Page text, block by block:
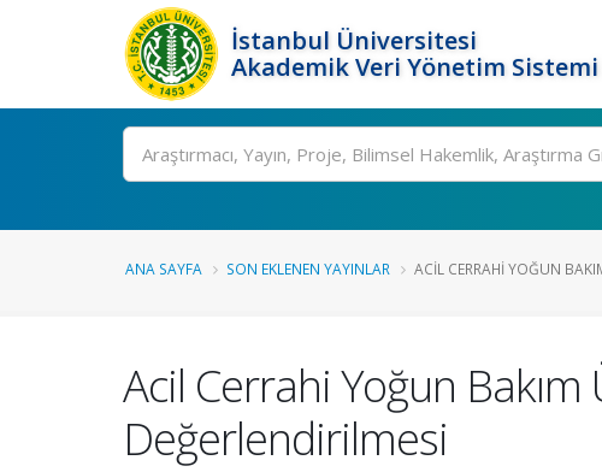
İstanbul Üniversitesi
Akademik Veri Yönetim Sistemi
Ara
ANA SAYFA SON EKLENEN YAYINLAR ACIL CERRAHI YOĞUN
Acil Cerrahi Yoğun
Değerlendirilmesi